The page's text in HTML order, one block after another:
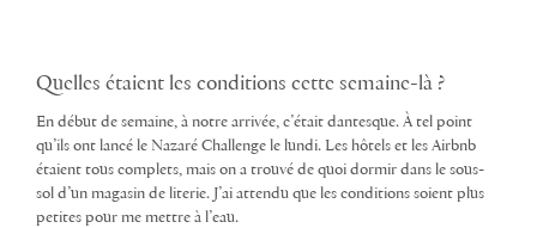
Quelles étaient les conditions cette semaine-là ?
En début de semaine, à notre arrivée, c’était dantesque. À tel point
qu’ils ont lancé le Nazaré Challenge le lundi. Les hôtels et les Airbnb
étaient tous complets, mais on a trouvé de quoi dormir dans le sous-
sol d’un magasin de literie. J’ai attendu que les conditions soient plus
petites pour me mettre à l’eau.